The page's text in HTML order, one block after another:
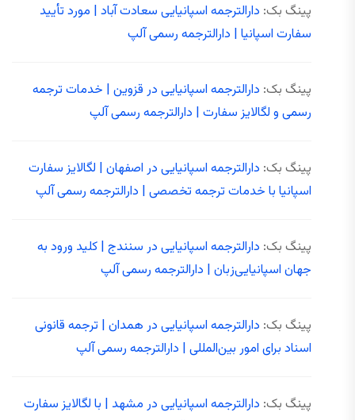
پینگ بک: دارالترجمه اسپانیایی سعادت آباد | مورد تأیید
سفارت اسپانیا | دارالترجمه رسمی آلپ
پینگ بک: دارالترجمه اسپانیایی در قزوین | خدمات ترجمه
رسمی و لگالایز سفارت | دارالترجمه رسمی آلپ
پینگ بک: دارالترجمه اسپانیایی در اصفهان | لگالایز سفارت
اسپانیا با خدمات ترجمه تخصصی | دارالترجمه رسمی آلپ
پینگ بک: دارالترجمه اسپانیایی در سنندج | کلید ورود به
جهان اسپانیایی‌زبان | دارالترجمه رسمی آلپ
پینگ بک: دارالترجمه اسپانیایی در همدان | ترجمه قانونی
اسناد برای امور بین‌المللی | دارالترجمه رسمی آلپ
پینگ بک: دارالترجمه اسپانیایی در مشهد | با لگالایز سفارت